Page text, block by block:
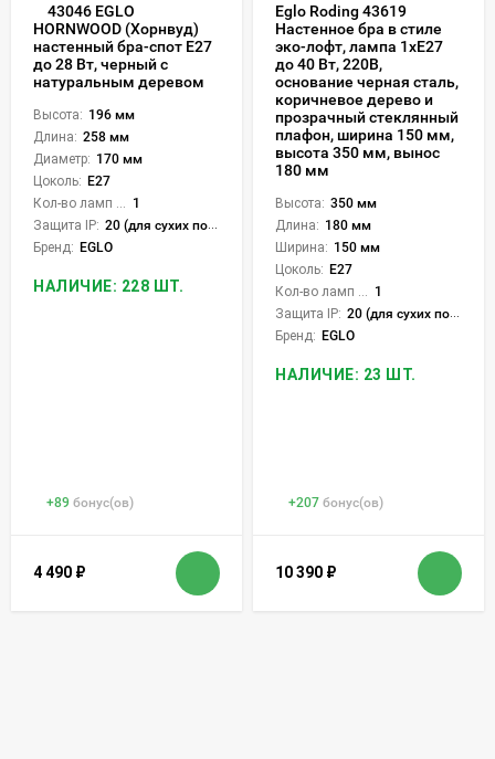
43046 EGLO
HORNWOOD (Хорнвуд)
настенный бра-спот E27
до 28 Вт, черный с
натуральным деревом
Высота: 196 мм
Длина: 258 мм
Диаметр: 170 мм
Цоколь: E27
Кол-во ламп или LED: 1
Защита IP: 20 (для сухих пом.)
Бренд: EGLO
НАЛИЧИЕ: 228 ШТ.
+89 бонус(ов)
4 490 ₽
Eglo Roding 43619
Настенное бра в стиле
эко-лофт, лампа 1xE27
до 40 Вт, 220В,
основание черная сталь,
коричневое дерево и
прозрачный стеклянный
плафон, ширина 150 мм,
высота 350 мм, вынос
180 мм
Высота: 350 мм
Длина: 180 мм
Ширина: 150 мм
Цоколь: E27
1
Защита IP: 20 (для сухих пом.)
Бренд: EGLO
НАЛИЧИЕ: 23 ШТ.
+207 бонус(ов)
10 390 ₽